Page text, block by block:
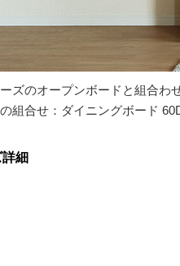
ズのオープンボードと組合わ
組合せ：ダイニングボード
細